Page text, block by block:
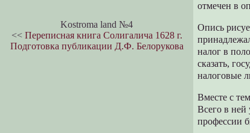
отмечен в
Опись
налог в
сказать,
налоговые
Вместе с
Всего в ней
профессии
Kostroma land №4
<< Переписная книга Солигалича 1628 г.
Подготовка публикации Д.Ф. Белорукова